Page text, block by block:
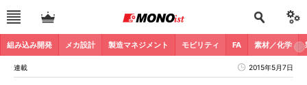
組み込み開発 メカ設計 製造マネジメント モビリティ FA 素材／化学
連載 2015年5月7日